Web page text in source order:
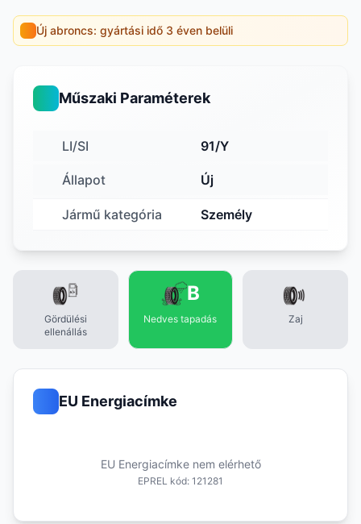
Új abroncs: gyártási idő 3 éven belüli
Műszaki Paraméterek
LI/SI 91/Y
Állapot Új
Jármű kategória Személy
Gördülési
ellenállás
B
Nedves tapadás Zaj
EU Energiacímke
EU Energiacímke nem elérhető
EPREL kód: 121281